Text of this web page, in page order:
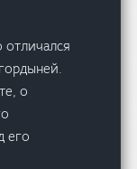
отличался
о
его